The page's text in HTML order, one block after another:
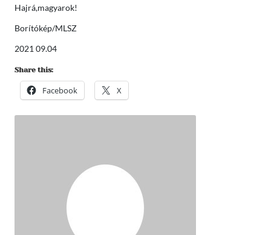
Hajrá,magyarok!
Borítókép/MLSZ
2021 09.04
Share this:
Facebook X